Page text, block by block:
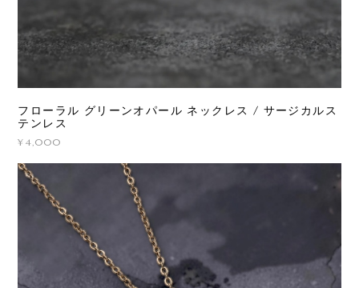
フローラル グリーンオパール ネックレス / サージカルス
テンレス
¥4,000